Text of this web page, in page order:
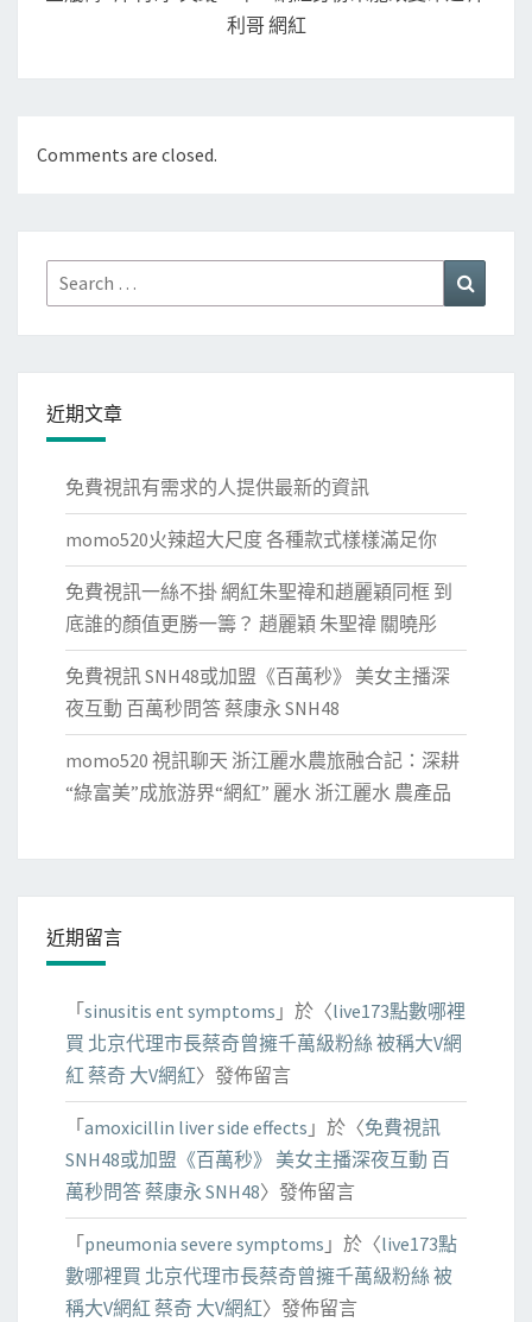
利哥 網紅
Comments are closed.
Search
for:
近期文章
免費視訊有需求的人提供最新的資訊
momo520火辣超大尺度 各種款式樣樣滿足你
免費視訊一絲不掛 網紅朱聖禕和趙麗穎同框 到
底誰的顏值更勝一籌？ 趙麗穎 朱聖禕 關曉彤
免費視訊 SNH48或加盟《百萬秒》 美女主播深
夜互動 百萬秒問答 蔡康永 SNH48
momo520 視訊聊天 浙江麗水農旅融合記：深耕
“綠富美”成旅游界“網紅” 麗水 浙江麗水 農產品
近期留言
「 sinusitis ent symptoms 」於〈live173點數哪裡
買 北京代理市長蔡奇曾擁千萬級粉絲 被稱大V網
紅 蔡奇 大V網紅〉發佈留言
「 amoxicillin liver side effects 」於〈免費視訊
SNH48或加盟《百萬秒》 美女主播深夜互動 百
萬秒問答 蔡康永 SNH48〉發佈留言
「 pneumonia severe symptoms 」於〈live173點
數哪裡買 北京代理市長蔡奇曾擁千萬級粉絲 被
稱大V網紅 蔡奇 大V網紅〉發佈留言